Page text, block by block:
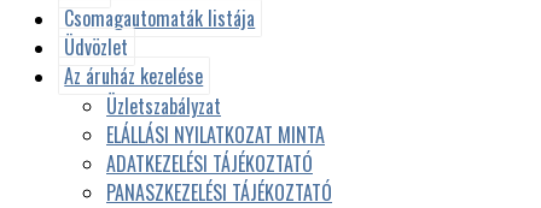
Csomagautomaták listája
Üdvözlet
Az áruház kezelése
Üzletszabályzat
ELÁLLÁSI NYILATKOZAT MINTA
ADATKEZELÉSI TÁJÉKOZTATÓ
PANASZKEZELÉSI TÁJÉKOZTATÓ